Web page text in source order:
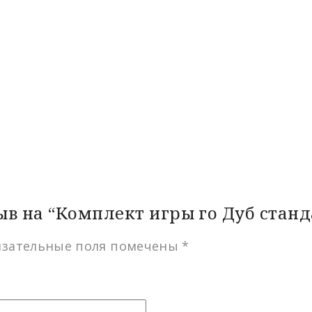
на “Комплект игры го Дуб
поля помечены *